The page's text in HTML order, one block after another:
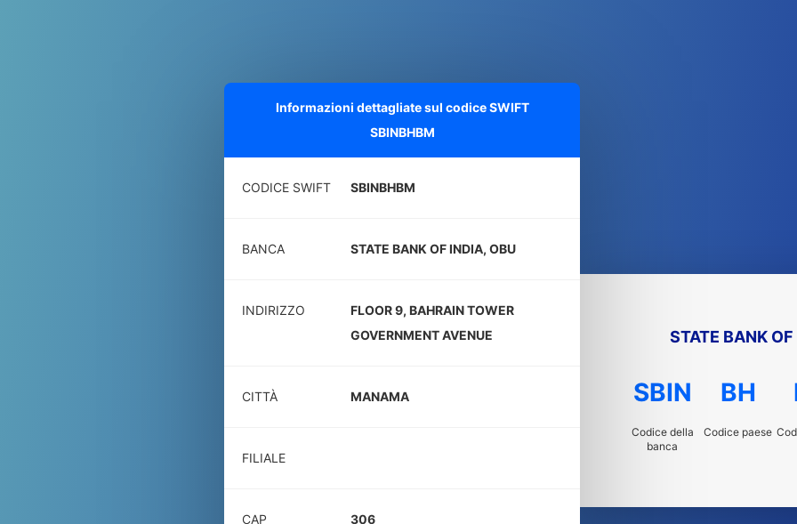
Informazioni dettagliate sul codice SWIFT
SBINBHBM
CODICE SWIFT SBINBHBM
BANCA STATE BANK OF INDIA, OBU
INDIRIZZO
FLOOR 9, BAHRAIN TOWER
GOVERNMENT AVENUE
CITTÀ MANAMA
FILIALE
CAP 306
STATE BANK
SBIN
Codice della
banca
BH
Codice paese